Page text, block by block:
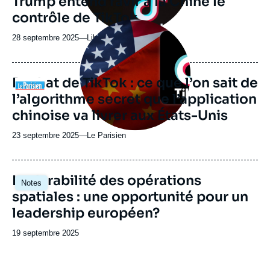
contrôle de TikTok
28 septembre 2025—Nom
du
journal,
revue
ou
émission
Libération
Logo
Image
principale
médiatique
Rachat de TikTok : ce que l’on sait de
l’algorithme secret que l’application
chinoise va livrer aux États-Unis
23 septembre 2025—Nom
journal,
ou
émission
Le Parisien
Notes
Image
principale
La durabilité des opérations
spatiales : une opportunité pour un
leadership européen?
Date
19 septembre 2025